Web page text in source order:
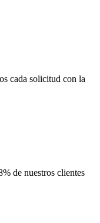
cada solicitud con la
de nuestros clientes